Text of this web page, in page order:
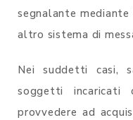
segnalante
altro sistema di
Nei suddetti casi,
soggetti
provvedere ad